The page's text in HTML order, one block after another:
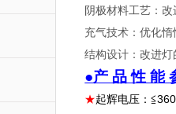
阴极材料工艺：
充气技术：优化
结构设计：改进
●产 品 性 能
★起辉电压：≦